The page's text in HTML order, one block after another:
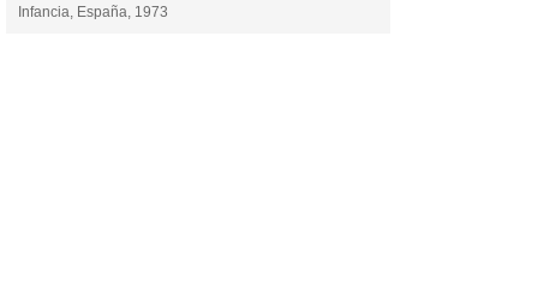
Infancia, España, 1973